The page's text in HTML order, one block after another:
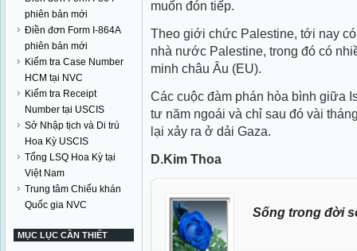
phiên bản mới
Điền đơn Form I-864A
phiên bản mới
Kiểm tra Case Number
HCM tại NVC
Kiểm tra Receipt
Number tại USCIS
Sở Nhập tịch và Di trú
Hoa Kỳ USCIS
Tổng LSQ Hoa Kỳ tại
Việt Nam
Trung tâm Chiếu khán
Quốc gia NVC
MỤC LỤC CẦN THIẾT
muốn đón tiếp.
Theo giới chức Palestine, tới nay
nhà nước Palestine, trong đó có
minh châu Âu (EU).
Các cuộc đàm phán hòa bình giữa
tư năm ngoái và chỉ sau đó vài
lại xảy ra ở dải Gaza.
D.Kim Thoa
Sống trong đời